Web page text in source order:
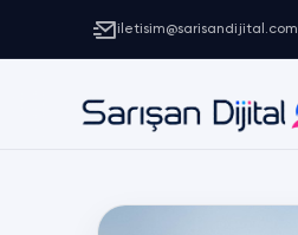
iletisim@sarisandijital.com